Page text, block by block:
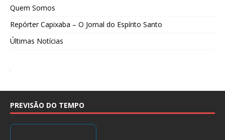
Quem Somos
Repórter Capixaba – O Jornal do Espírito Santo
Últimas Notícias
PREVISÃO DO TEMPO